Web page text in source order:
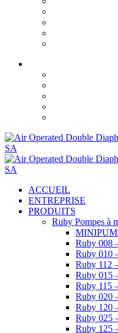
Facebook
YouTube
LinkedIn
ACCUEIL
ENTREPRISE
PRODUITS
Ruby Pompes à
Ruby 008
Ruby 010
Ruby 112
Ruby 015
Ruby 115
Ruby 020
Ruby 120
Ruby 025
Ruby 125